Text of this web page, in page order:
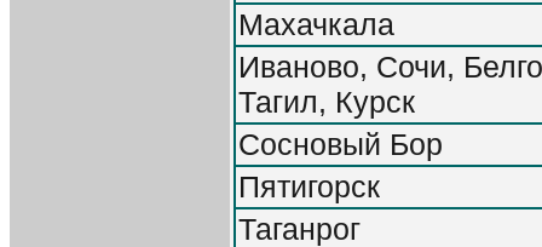
Махачкала
Иваново, Сочи,
Тагил, Курск
Сосновый Бор
Пятигорск
Таганрог